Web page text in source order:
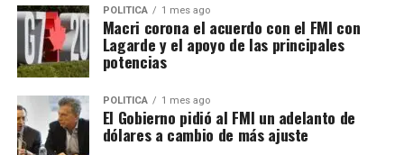
POLITICA 1 mes ago
Macri corona el acuerdo con el FMI con
Lagarde y el apoyo de las principales
potencias
POLITICA 1 mes ago
El Gobierno pidió al FMI un adelanto de
dólares a cambio de más ajuste